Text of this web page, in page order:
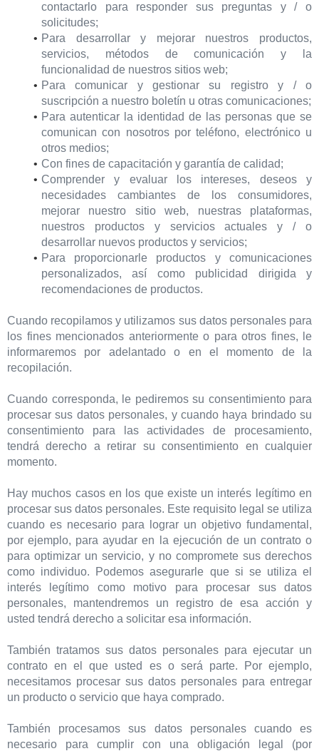
contactarlo para responder sus preguntas y / o
solicitudes;
Para desarrollar y mejorar nuestros productos,
servicios, métodos de comunicación y la
funcionalidad de nuestros sitios web;
Para comunicar y gestionar su registro y / o
suscripción a nuestro boletín u otras comunicaciones;
Para autenticar la identidad de las personas que se
comunican con nosotros por teléfono, electrónico u
otros medios;
Con fines de capacitación y garantía de calidad;
Comprender y evaluar los intereses, deseos y
necesidades cambiantes de los consumidores,
mejorar nuestro sitio web, nuestras plataformas,
nuestros productos y servicios actuales y / o
desarrollar nuevos productos y servicios;
Para proporcionarle productos y comunicaciones
personalizados, así como publicidad dirigida y
recomendaciones de productos.
Cuando recopilamos y utilizamos sus datos personales para
los fines mencionados anteriormente o para otros fines, le
informaremos por adelantado o en el momento de la
recopilación.
Cuando corresponda, le pediremos su consentimiento para
procesar sus datos personales, y cuando haya brindado su
consentimiento para las actividades de procesamiento,
tendrá derecho a retirar su consentimiento en cualquier
momento.
Hay muchos casos en los que existe un interés legítimo en
procesar sus datos personales. Este requisito legal se utiliza
cuando es necesario para lograr un objetivo fundamental,
por ejemplo, para ayudar en la ejecución de un contrato o
para optimizar un servicio, y no compromete sus derechos
como individuo. Podemos asegurarle que si se utiliza el
interés legítimo como motivo para procesar sus datos
personales, mantendremos un registro de esa acción y
usted tendrá derecho a solicitar esa información.
También tratamos sus datos personales para ejecutar un
contrato en el que usted es o será parte. Por ejemplo,
necesitamos procesar sus datos personales para entregar
un producto o servicio que haya comprado.
También procesamos sus datos personales cuando es
necesario para cumplir con una obligación legal (por